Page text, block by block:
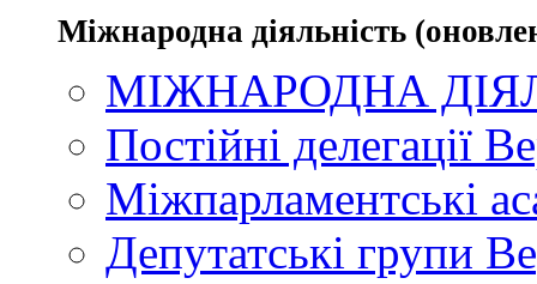
Міжнародна діяльність
МІЖНАРОДНА
Постійні делегації
Міжпарламентські
Депутатські групи